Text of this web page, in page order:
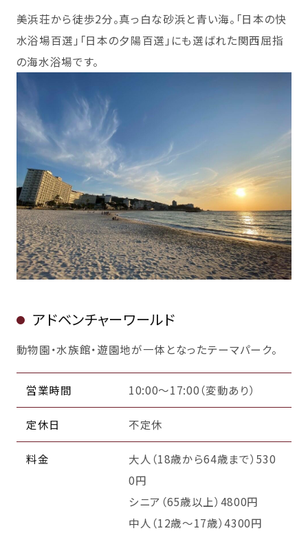
美浜荘から徒歩2分。真っ白な砂浜と青い海。「日本の快
水浴場百選」「日本の夕陽百選」にも選ばれた関西屈指
の海水浴場です。
アドベンチャーワールド
動物園・水族館・遊園地が一体となったテーマパーク。
営業時間 10:00～17:00（変動あり）
定休日 不定休
料金
大人（18歳から64歳まで）530
0円
シニア（65歳以上）4800円
中人（12歳～17歳）4300円